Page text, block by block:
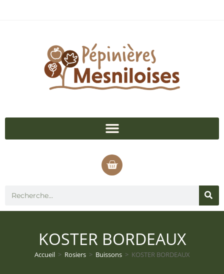
KOSTER BORDEAUX
Accueil > Rosiers > Buissons > KOSTER BORDEAUX